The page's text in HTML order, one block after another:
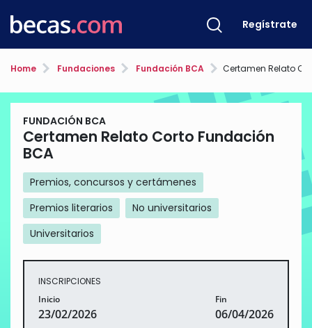
Regístrate
Home Fundaciones Fundación BCA Certamen Relato
FUNDACIÓN BCA
Certamen Relato Corto Fundación
BCA
Premios, concursos y certámenes
Premios literarios
No universitarios
Universitarios
INSCRIPCIONES
Inicio
23/02/2026
Fin
06/04/2026